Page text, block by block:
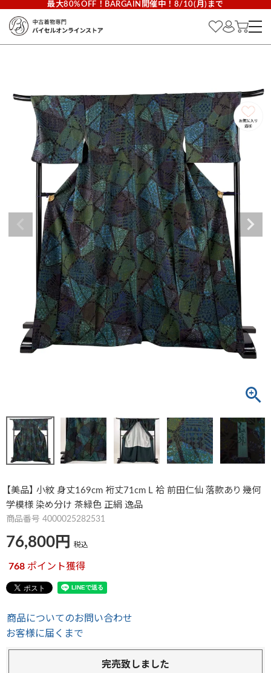
最大80%OFF！BARGAIN開催中！8/10(月)まで
【美品】 小紋 身丈169cm 裄丈71cm L 袷 前田仁仙 落款あり 幾何
学模様 染め分け 茶緑色 正絹 逸品
商品番号 4000025282531
76,800 税込
768 ポイント獲得
商品についてのお問い合わせ
お客様に届くまで
完売致しました